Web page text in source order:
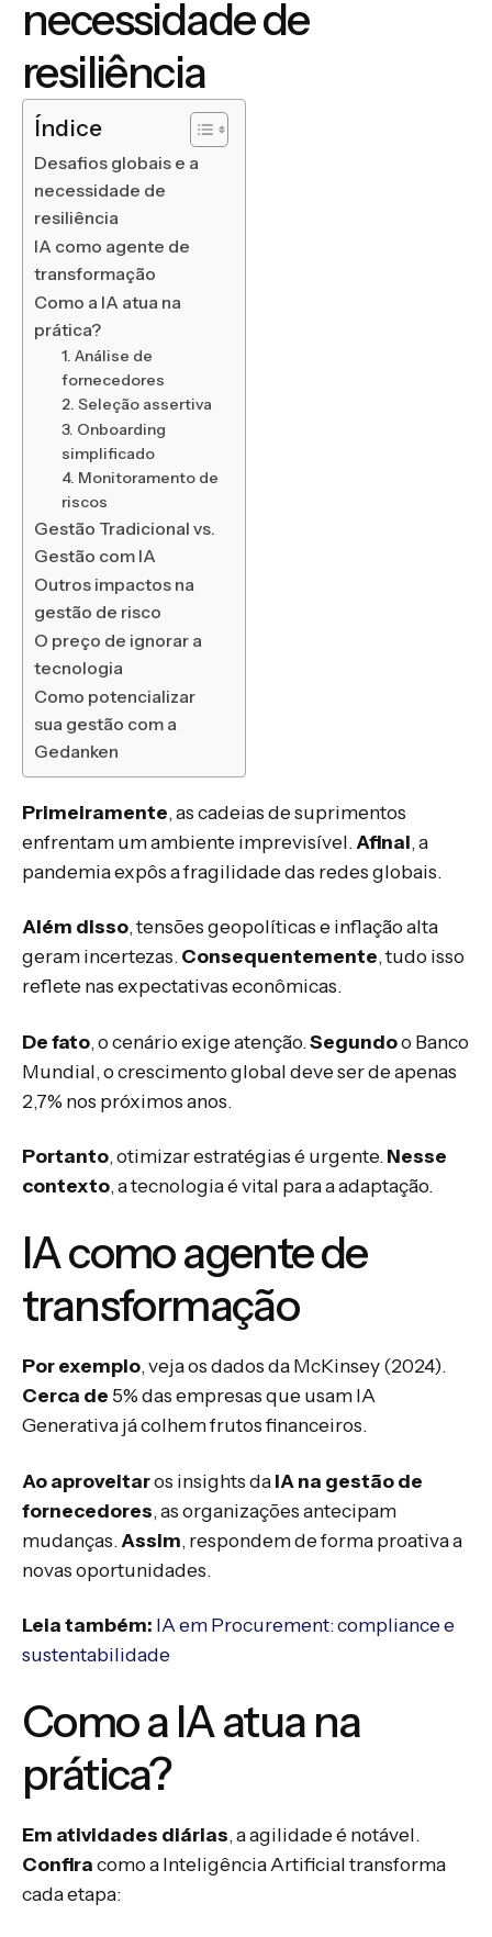
necessidade de
resiliência
Índice
Desafios globais e a
necessidade de
resiliência
IA como agente de
transformação
Como a IA atua na
prática?
1. Análise de
fornecedores
2. Seleção assertiva
3. Onboarding
simplificado
4. Monitoramento de
riscos
Gestão Tradicional vs.
Gestão com IA
Outros impactos na
gestão de risco
O preço de ignorar a
tecnologia
Como potencializar
sua gestão com a
Gedanken
Primeiramente, as cadeias de suprimentos
enfrentam um ambiente imprevisível. Afinal, a
pandemia expôs a fragilidade das redes globais.
Além disso, tensões geopolíticas e inflação alta
geram incertezas.Consequentemente, tudo isso
reflete nas expectativas econômicas.
De fato, o cenário exige atenção.Segundoo Banco
Mundial, o crescimento global deve ser de apenas
2,7% nos próximos anos.
Portanto, otimizar estratégias é urgente.Nesse
contexto, a tecnologia é vital para a adaptação.
IA como agente de
transformação
Por exemplo, veja os dados da McKinsey (2024).
Cerca de 5% das empresas que usam IA
Generativa já colhem frutos financeiros.
Ao aproveitaros insights daIA na gestão de
fornecedores, as organizações antecipam
mudanças. Assim, respondem de forma proativa a
novas oportunidades.
Leia também: IA em Procurement: compliance e
sustentabilidade
Como a IA atua na
prática?
Em atividades diárias, a agilidade é notável.
Confiracomo a Inteligência Artificial transforma
cada etapa: